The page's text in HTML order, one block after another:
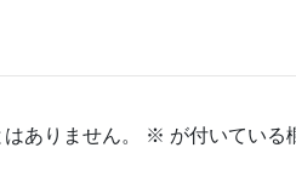
ありません。 ※ が付いている